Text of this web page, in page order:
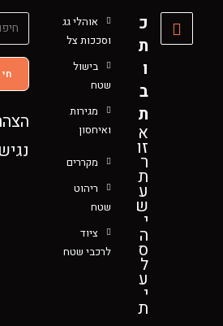
כ
ת
ו
ב
ת
א
זו
ר
ת
ע
ש
י
ה
ס
ל
ע
י
ת
אוהלי גג
וסככות צל
בישול
שטח
מגירות
ואיחסון
מקררים
ריהוט
שטח
ציוד
לרכבי שטח